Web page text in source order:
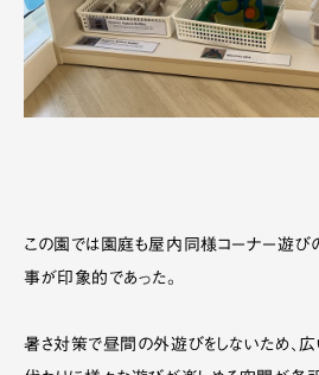
この園では園庭も屋内同様コーナー遊び
事が印象的であった。
暑さ対策で昼間の外遊びをしないため、広